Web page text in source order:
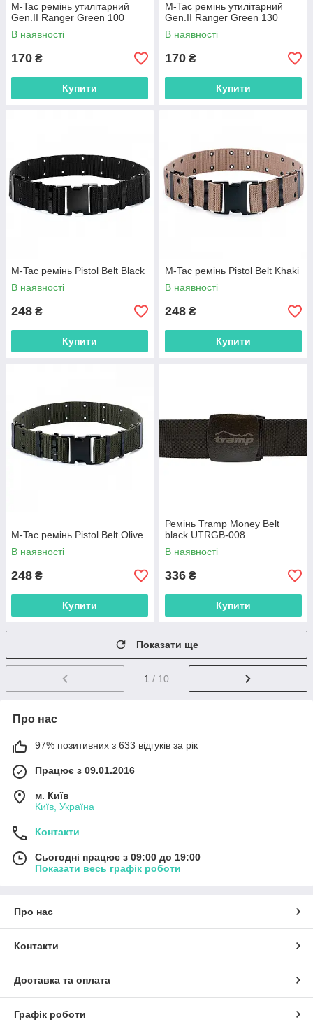
M-Tac ремінь утилітарний
Gen.II Ranger Green 100
В наявності
170 ₴
Купити
M-Tac ремінь утилітарний
Gen.II Ranger Green 130
В наявності
170 ₴
Купити
M-Tac ремінь Pistol Belt Black
В наявності
248 ₴
Купити
M-Tac ремінь Pistol Belt Khaki
В наявності
248 ₴
Купити
M-Tac ремінь Pistol Belt Olive
В наявності
248 ₴
Купити
Ремінь Tramp Money Belt
black UTRGB-008
В наявності
336 ₴
Купити
Показати ще
1 / 10
Про нас
97% позитивних з 633 відгуків за рік
Працює з 09.01.2016
м. Київ
Київ, Україна
Контакти
Сьогодні працює з 09:00 до 19:00
Показати весь графік роботи
Про нас
Контакти
Доставка та оплата
Графік роботи